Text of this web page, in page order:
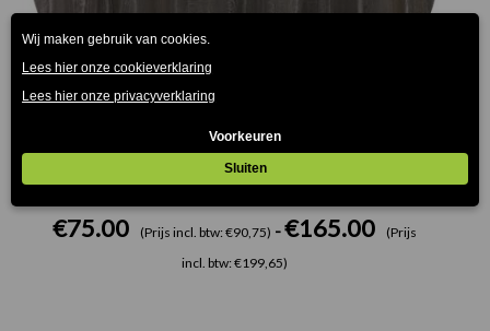
Tempera Zilver Terrastafelblad Werzalit
€75.00 (Prijs incl. btw: €90,75) - €165.00
(Prijs
incl. btw: €199,65)